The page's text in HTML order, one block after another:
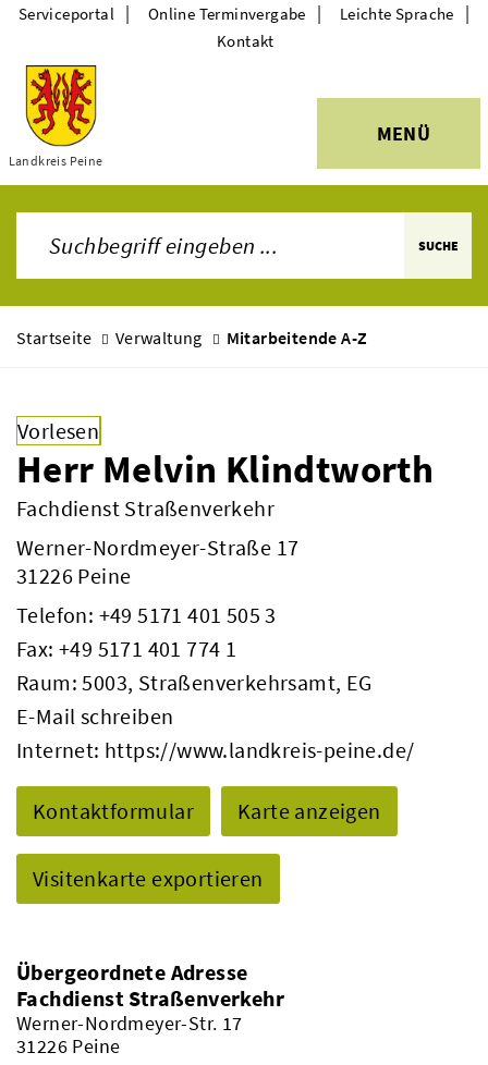
Themen
Landkreis Peine
MENÜ
Serviceportal | Online Terminvergabe | Leichte Sprache |
Kontakt
SUCHE
Startseite Verwaltung Mitarbeitende A-Z
Vorlesen
Herr Melvin Klindtworth
Fachdienst Straßenverkehr
Werner-Nordmeyer-Straße 17
31226 Peine
Telefon: +49 5171 401 505 3
Fax: +49 5171 401 774 1
Raum: 5003, Straßenverkehrsamt, EG
E-Mail schreiben
Internet: https://www.landkreis-peine.de/
Kontaktformular Karte anzeigen
Visitenkarte exportieren
Übergeordnete Adresse
Fachdienst Straßenverkehr
Werner-Nordmeyer-Str. 17
31226 Peine